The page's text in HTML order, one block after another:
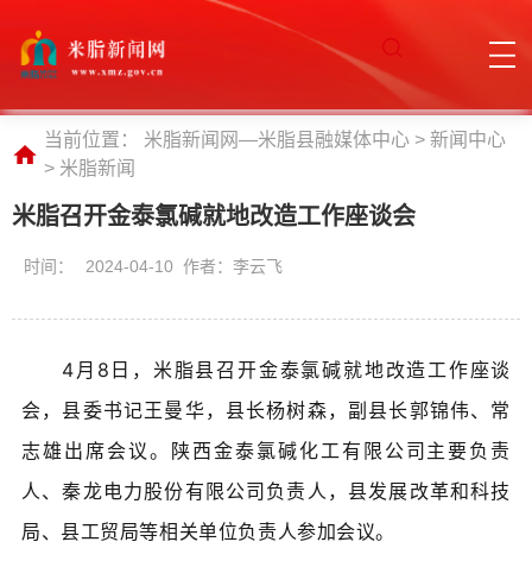
当前位置： 米脂新闻网—米脂县融媒体中心 > 新闻中心
> 米脂新闻
米脂召开金泰氯碱就地改造工作座谈会
时间： 2024-04-10 作者：李云飞
4月8日，米脂县召开金泰氯碱就地改造工作座谈
会，县委书记王曼华，县长杨树森，副县长郭锦伟、常
志雄出席会议。陕西金泰氯碱化工有限公司主要负责
人、秦龙电力股份有限公司负责人，县发展改革和科技
局、县工贸局等相关单位负责人参加会议。